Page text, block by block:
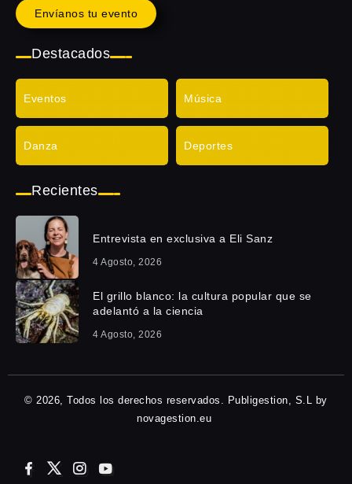
Envíanos tu evento
Destacados
Eventos Música
Danza Deportes
Recientes
Entrevista en exclusiva a Eli Sanz
4 Agosto, 2026
El grillo blanco: la cultura popular que se
adelantó a la ciencia
4 Agosto, 2026
© 2026, Todos los derechos reservados. Publigestion, S.L by
novagestion.eu